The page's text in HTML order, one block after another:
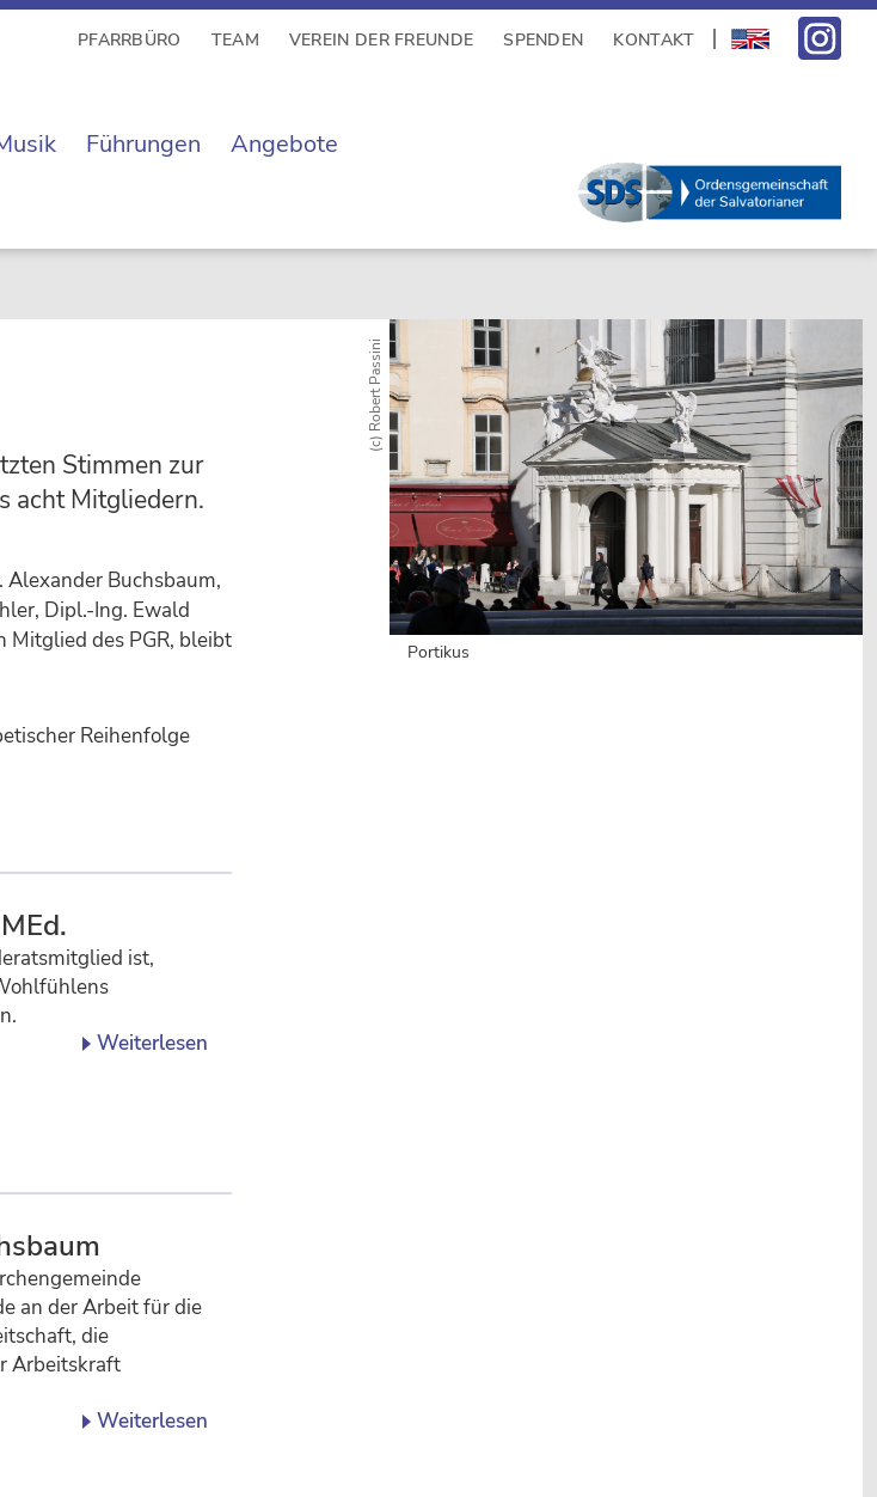
PFARRBÜRO TEAM VEREIN DER FREUNDE SPENDEN KONTAKT
Führungen
Angebote
Portikus
(c) Robert Passini
Stimmen zur
acht Mitgliedern.
Buchsbaum,
Dipl.-Ing. Ewald
Mitglied des PGR, bleibt
Reihenfolge
ist,
Weiterlesen
an der Arbeit für die
die
Arbeitskraft
Weiterlesen